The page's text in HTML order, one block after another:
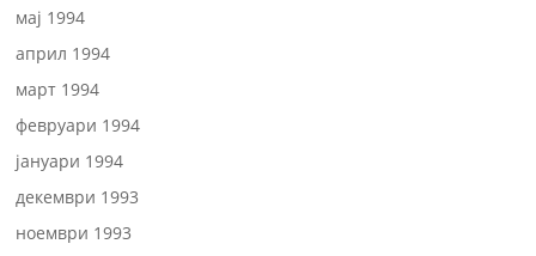
мај 1994
април 1994
март 1994
февруари 1994
јануари 1994
декември 1993
ноември 1993